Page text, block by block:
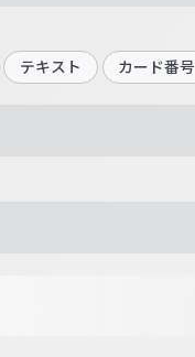
テキスト カード番号